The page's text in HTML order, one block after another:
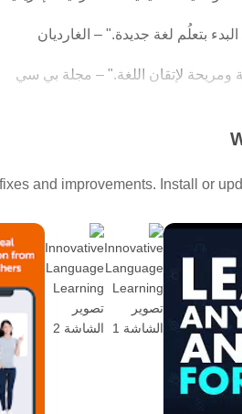
بتعلُم لغة جديدة." – الغارديان
ومريحة لإتقان اللغة." – مجلة بي سي
ومقاطع الفيديو التي يقدمها
لدينا (مجاناً)
الجديدة كل أسبوع من خلال البث
الدروس إلى مكتبتي (مجاناً)
تسليمها من خلال البريد الالكتروني
بدون فقدان مستوى التقدُم (مجاناً)
من التطبيق أو قفل-الشاشة، التجاوز
and improvements. Install or